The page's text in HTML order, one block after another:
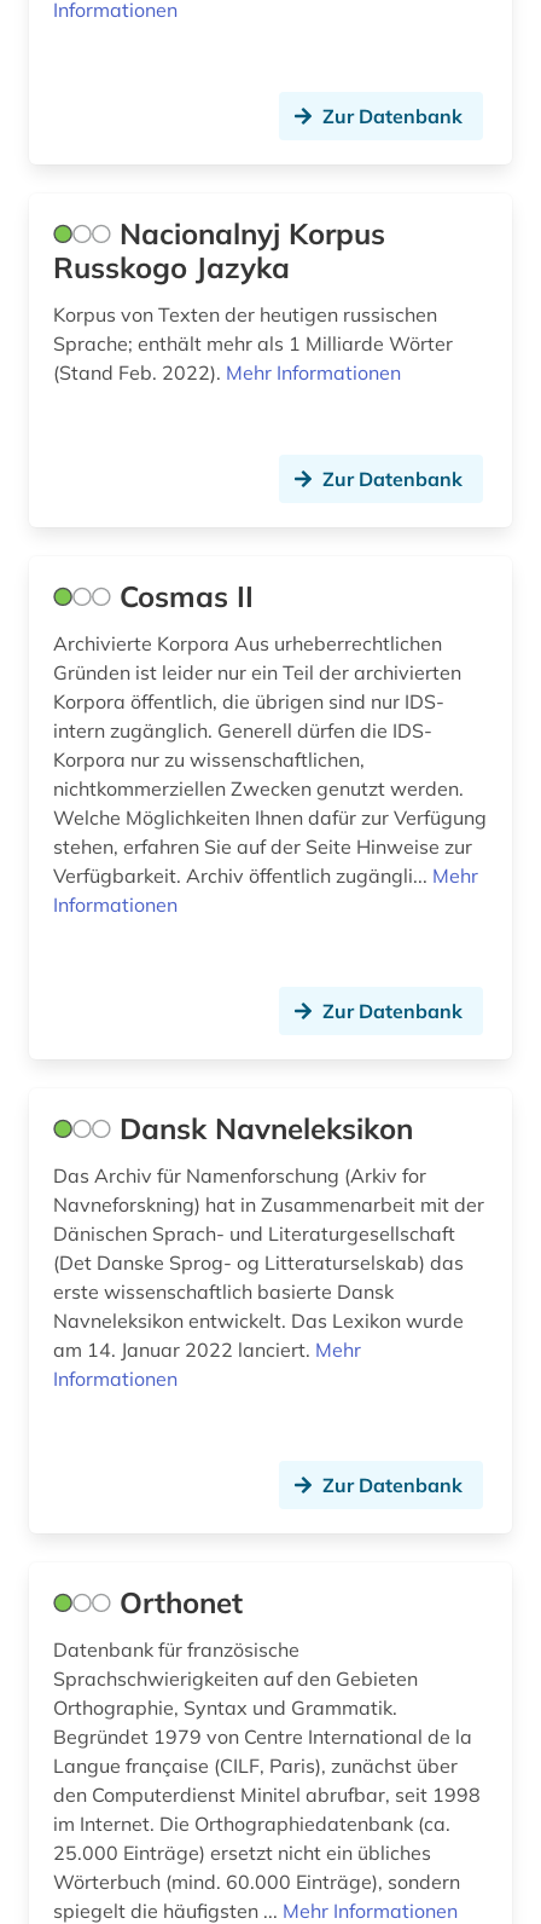
geschichte (6)
geschichte 1606-1935 (1)
hispanistik (27)
hochschulschrift (1)
holberg, ludvig | historiker; schriftsteller;
hugo (1)
iberoromanistik (26)
indigenes volk (1)
italianistik (20)
italien (4)
italienisch (8)
italienische dialekte (1)
kalabresisch (1)
kanada (2)
katalanien (1)
korpus (34)
korpus (7)
korpus <linguistik> (2)
kultur (2)
kulturwissenschaften (24)
kunstgeschichte (1)
kunstmusik (1)
Ungarn (1)
Informationen
Zur Datenbank
Nacionalnyj Korpus
Russkogo Jazyka
Korpus von Texten der heutigen russischen
Sprache; enthält mehr als 1 Milliarde Wörter
(Stand Feb. 2022). Mehr Informationen
Zur Datenbank
Cosmas II
Archivierte Korpora Aus urheberrechtlichen
Gründen ist leider nur ein Teil der archivierten
Korpora öffentlich, die übrigen sind nur IDS-
intern zugänglich. Generell dürfen die IDS-
Korpora nur zu wissenschaftlichen,
nichtkommerziellen Zwecken genutzt werden.
Welche Möglichkeiten Ihnen dafür zur Verfügung
stehen, erfahren Sie auf der Seite Hinweise zur
Verfügbarkeit. Archiv öffentlich zugängli... Mehr
Informationen
Zur Datenbank
Dansk Navneleksikon
Das Archiv für Namenforschung (Arkiv for
Navneforskning) hat in Zusammenarbeit mit der
Dänischen Sprach- und Literaturgesellschaft
(Det Danske Sprog- og Litteraturselskab) das
erste wissenschaftlich basierte Dansk
Navneleksikon entwickelt. Das Lexikon wurde
am 14. Januar 2022 lanciert. Mehr
Informationen
Zur Datenbank
Orthonet
Datenbank für französische
Sprachschwierigkeiten auf den Gebieten
Orthographie, Syntax und Grammatik.
Begründet 1979 von Centre International de la
Langue française (CILF, Paris), zunächst über
den Computerdienst Minitel abrufbar, seit 1998
im Internet. Die Orthographiedatenbank (ca.
25.000 Einträge) ersetzt nicht ein übliches
Wörterbuch (mind. 60.000 Einträge), sondern
spiegelt die häufigsten ... Mehr Informationen